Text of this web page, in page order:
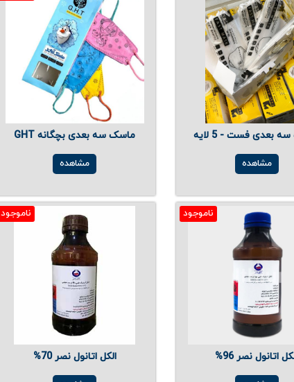
بعدی فست - 5 لایه
مشاهده
ماسک سه بعدی بچگانه GHT
مشاهده
ناموجود
اتانول نصر 96%
ناموجود
الکل اتانول نصر 70%